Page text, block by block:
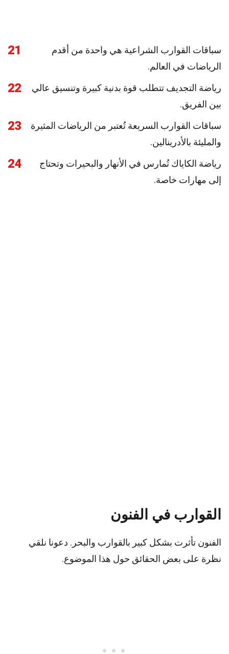
21
سباقات القوارب الشراعية هي واحدة من أقدم
الرياضات في العالم.
22
رياضة التجديف تتطلب قوة بدنية كبيرة وتنسيق عالي
بين الفريق.
23
سباقات القوارب السريعة تُعتبر من الرياضات المثيرة
والمليئة بالأدرينالين.
24
رياضة الكاياك تُمارس في الأنهار والبحيرات وتحتاج
إلى مهارات خاصة.
القوارب في الفنون
الفنون تأثرت بشكل كبير بالقوارب والبحر. دعونا نلقي
نظرة على بعض الحقائق حول هذا الموضوع.